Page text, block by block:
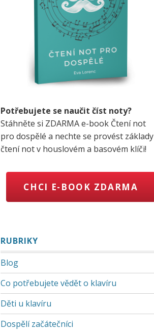
Potřebujete se naučit číst noty?
Stáhněte si ZDARMA e-book Čtení not
pro dospělé a nechte se provést základy
čtení not v houslovém a basovém klíči!
CHCI E-BOOK ZDARMA
RUBRIKY
Blog
Co potřebujete vědět o klavíru
Děti u klavíru
Dospělí začátečníci